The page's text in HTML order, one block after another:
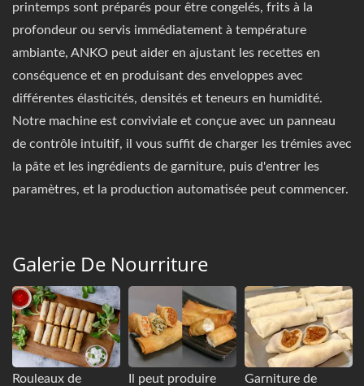
printemps sont préparés pour être congelés, frits à la
profondeur ou servis immédiatement à température
ambiante, ANKO peut aider en ajustant les recettes en
conséquence et en produisant des enveloppes avec
différentes élasticités, densités et teneurs en humidité.
Notre machine est conviviale et conçue avec un panneau
de contrôle intuitif, il vous suffit de charger les trémies avec
la pâte et les ingrédients de garniture, puis d'entrer les
paramètres, et la production automatisée peut commencer.
Galerie De Nourriture
Rouleaux de
Il peut produire
Garniture de